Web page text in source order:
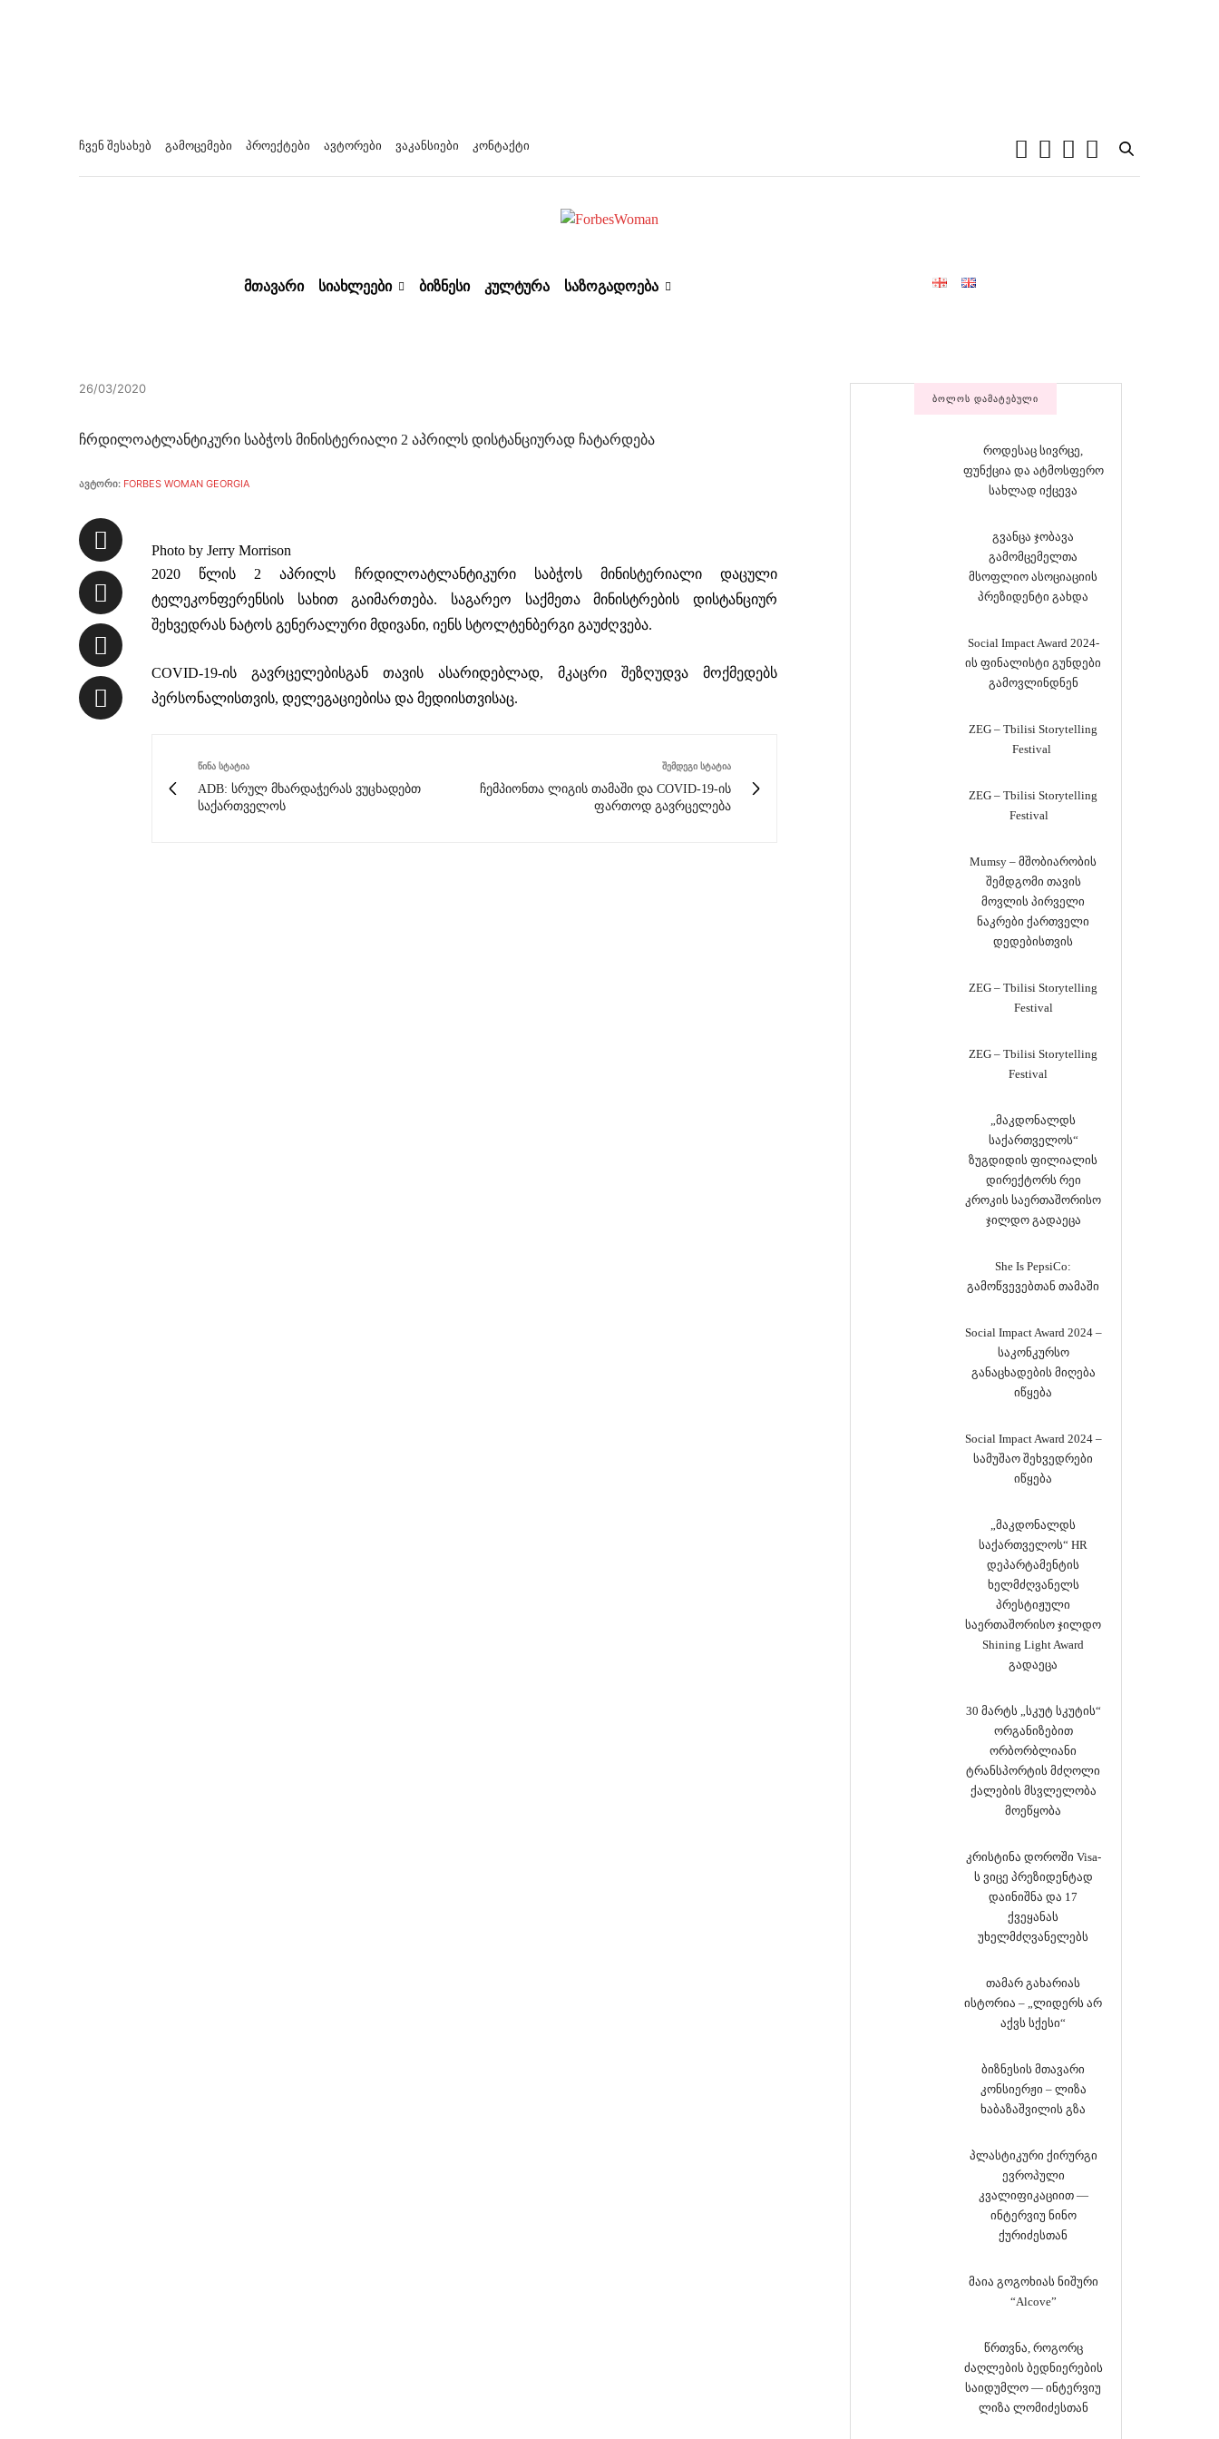
ჩვენ შესახებ გამოცემები პროექტები ავტორები ვაკანსიები კონტაქტი
ᲛᲗᲐᲕᲐᲠᲘ ᲡᲘᲐᲮᲚᲔᲔᲑᲘ ᲑᲘᲖᲜᲔᲡᲘ ᲙᲣᲚᲢᲣᲠᲐ ᲡᲐᲖᲝᲒᲐᲓᲝᲔᲑᲐ
26/03/2020
ჩრდილოატლანტიკური საბჭოს მინისტერიალი 2 აპრილს დისტანციურად ჩატარდება
ავტორი: FORBES WOMAN GEORGIA
Photo by Jerry Morrison
2020 წლის 2 აპრილს ჩრდილოატლანტიკური საბჭოს მინისტერიალი დაცული
ტელეკონფერენსის სახით გაიმართება. საგარეო საქმეთა მინისტრების დისტანციურ
შეხვედრას ნატოს გენერალური მდივანი, იენს სტოლტენბერგი გაუძღვება.
COVID-19-ის გავრცელებისგან თავის ასარიდებლად, მკაცრი შეზღუდვა მოქმედებს
პერსონალისთვის, დელეგაციებისა და მედიისთვისაც.
ᲬᲘᲜᲐ ᲡᲢᲐᲢᲘᲐ
ADB: სრულ მხარდაჭერას ვუცხადებთ
საქართველოს
ᲨᲔᲛᲓᲔᲒᲘ ᲡᲢᲐᲢᲘᲐ
ჩემპიონთა ლიგის თამაში და COVID-19-ის
ფართოდ გავრცელება
ᲑᲝᲚᲝᲡ ᲓᲐᲛᲐᲢᲔᲑᲣᲚᲘ
როდესაც სივრცე,
ფუნქცია და ატმოსფერო
სახლად იქცევა
გვანცა ჯობავა
გამომცემელთა
მსოფლიო ასოციაციის
პრეზიდენტი გახდა
Social Impact Award 2024-
ის ფინალისტი გუნდები
გამოვლინდნენ
ZEG – Tbilisi Storytelling
Festival
ZEG – Tbilisi Storytelling
Festival
Mumsy – მშობიარობის
შემდგომი თავის
მოვლის პირველი
ნაკრები ქართველი
დედებისთვის
ZEG – Tbilisi Storytelling
Festival
ZEG – Tbilisi Storytelling
Festival
„მაკდონალდს
საქართველოს“
ზუგდიდის ფილიალის
დირექტორს რეი
კროკის საერთაშორისო
ჯილდო გადაეცა
She Is PepsiCo:
გამოწვევებთან თამაში
Social Impact Award 2024 –
საკონკურსო
განაცხადების მიღება
იწყება
Social Impact Award 2024 –
სამუშაო შეხვედრები
იწყება
„მაკდონალდს
საქართველოს“ HR
დეპარტამენტის
ხელმძღვანელს
პრესტიჟული
საერთაშორისო ჯილდო
Shining Light Award
გადაეცა
30 მარტს „სკუტ სკუტის“
ორგანიზებით
ორბორბლიანი
ტრანსპორტის მძღოლი
ქალების მსვლელობა
მოეწყობა
კრისტინა დოროში Visa-
ს ვიცე პრეზიდენტად
დაინიშნა და 17
ქვეყანას
უხელმძღვანელებს
თამარ გახარიას
ისტორია – „ლიდერს არ
აქვს სქესი“
ბიზნესის მთავარი
კონსიერჟი – ლიზა
ხაბაზაშვილის გზა
პლასტიკური ქირურგი
ევროპული
კვალიფიკაციით —
ინტერვიუ ნინო
ქურიძესთან
მაია გოგოხიას ნიშური
“Alcove”
წრთვნა, როგორც
ძაღლების ბედნიერების
საიდუმლო — ინტერვიუ
ლიზა ლომიძესთან